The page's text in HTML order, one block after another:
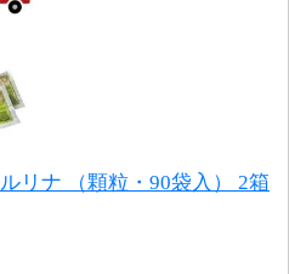
リナ （顆粒・90袋入） 2箱